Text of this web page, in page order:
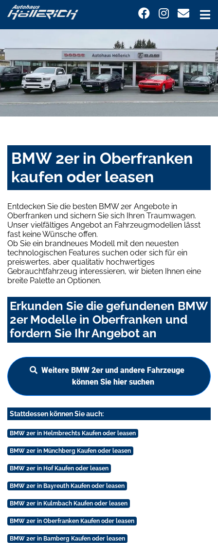
BMW 2er in Oberfranken
kaufen oder leasen
Entdecken Sie die besten BMW 2er Angebote in
Oberfranken und sichern Sie sich Ihren Traumwagen.
Unser vielfältiges Angebot an Fahrzeugmodellen lässt
fast keine Wünsche offen.
Ob Sie ein brandneues Modell mit den neuesten
technologischen Features suchen oder sich für ein
preiswertes, aber qualitativ hochwertiges
Gebrauchtfahrzeug interessieren, wir bieten Ihnen eine
breite Palette an Optionen.
Erkunden Sie die gefundenen BMW
2er Modelle in Oberfranken und
fordern Sie Ihr Angebot an
Weitere BMW 2er und andere Fahrzeuge
können Sie hier suchen
Stattdessen können Sie auch:
BMW 2er in Helmbrechts Kaufen oder leasen
BMW 2er in Münchberg Kaufen oder leasen
BMW 2er in Hof Kaufen oder leasen
BMW 2er in Bayreuth Kaufen oder leasen
BMW 2er in Kulmbach Kaufen oder leasen
BMW 2er in Oberfranken Kaufen oder leasen
BMW 2er in Bamberg Kaufen oder leasen